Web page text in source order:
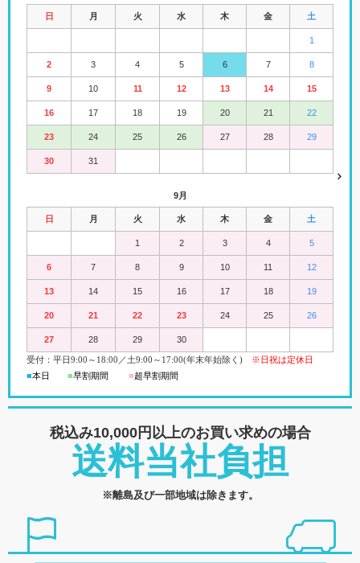
日 月 火 水 木 金 土
1
2 3 4 5 6 7 8
9 10 11 12 13 14 15
16 17 18 19 20 21 22
23 24 25 26 27 28 29
30 31
9月
日 月 火 水 木 金 土
1 2 3 4 5
6 7 8 9 10 11 12
13 14 15 16 17 18 19
20 21 22 23 24 25 26
27 28 29 30
受付：平日9:00 ～18:00 ／ 土9:00 ～ 17:00(年末年始除く) ※日祝は定休日
■本日 ■早割期間 ■超早割期間
税込み10,000円以上のお買い求めの場合
送料当社負担
※離島及び一部地域は除きます。